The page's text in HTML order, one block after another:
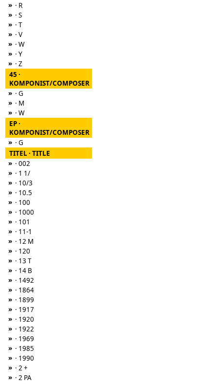
» · R
» · S
» · T
» · V
» · W
» · Y
» · Z
45 ·
KOMPONIST/COMPOSER
» · G
» · M
» · W
EP ·
KOMPONIST/COMPOSER
» · G
TITEL · TITLE
» · 002
» · 1 1/
» · 10/3
» · 10.5
» · 100
» · 1000
» · 101
» · 11-1
» · 12 M
» · 120
» · 13 T
» · 14 B
» · 1492
» · 1864
» · 1899
» · 1917
» · 1920
» · 1922
» · 1969
» · 1985
» · 1990
» · 2 +
» · 2 PA